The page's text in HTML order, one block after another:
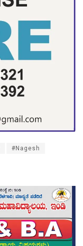
#Nagesh